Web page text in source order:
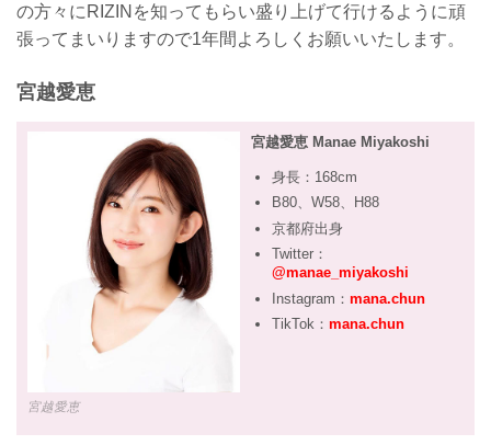
の方々にRIZINを知ってもらい盛り上げて行けるように頑
張ってまいりますので1年間よろしくお願いいたします。
宮越愛恵
宮越愛恵
宮越愛恵 Manae Miyakoshi
身長：168cm
B80、W58、H88
京都府出身
Twitter：
@manae_miyakoshi
Instagram： mana.chun
TikTok： mana.chun